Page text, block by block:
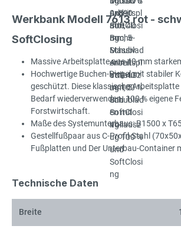
Werkbank Modell 7613 rot -
SoftClosing
Massive Arbeitsplatte aus 40 mm
Hochwertige Buchen-Riegel mit stabiler
geschützt. Diese klassische
Bedarf wiederverwenden. 100 % eigene
Forstwirtschaft.
Maße des Systemunterbaus: B1500 x
Gestellfußpaar aus C-Profil-Stahl
Fußplatten und Der Unterbau-Container
Technische Daten
Breite